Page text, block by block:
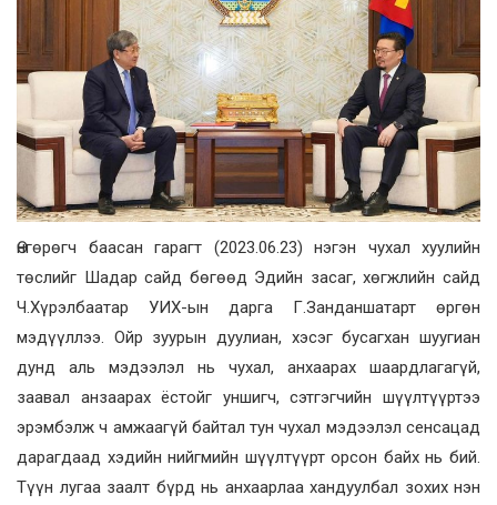
Өнгөрөгч баасан гарагт (2023.06.23) нэгэн чухал хуулийн
төслийг Шадар сайд бөгөөд Эдийн засаг, хөгжлийн сайд
Ч.Хүрэлбаатар УИХ-ын дарга Г.Занданшатарт өргөн
мэдүүллээ. Ойр зуурын дуулиан, хэсэг бусагхан шуугиан
дунд аль мэдээлэл нь чухал, анхаарах шаардлагагүй,
заавал анзаарах ёстойг уншигч, сэтгэгчийн шүүлтүүртээ
эрэмбэлж ч амжаагүй байтал тун чухал мэдээлэл сенсацад
дарагдаад хэдийн нийгмийн шүүлтүүрт орсон байх нь бий.
Түүн лугаа заалт бүрд нь анхаарлаа хандуулбал зохих нэн